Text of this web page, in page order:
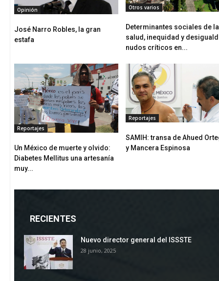
Opinión
José Narro Robles, la gran
estafa
Otros varios
Determinantes sociales de la
salud, inequidad y
nudos críticos en...
Reportajes
Un México de muerte y olvido:
Diabetes Mellitus una artesanía
muy...
Reportajes
SAMIH: transa de Ahued
y Mancera Espinosa
RECIENTES
Nuevo director general del ISSSTE
28 junio, 2025